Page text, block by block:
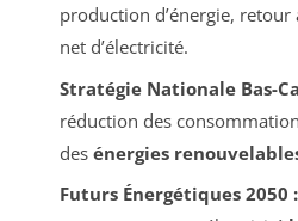
production d’énergie,
net d’électricité.
Stratégie Nationale Bas-
réduction des
des énergies
Futurs Énergétiques 2050 :